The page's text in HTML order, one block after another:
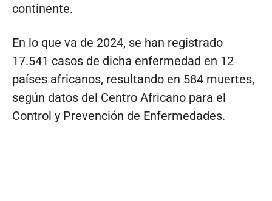
continente.
En lo que va de 2024, se han registrado
17.541 casos de dicha enfermedad en 12
países africanos, resultando en 584 muertes,
según datos del Centro Africano para el
Control y Prevención de Enfermedades.